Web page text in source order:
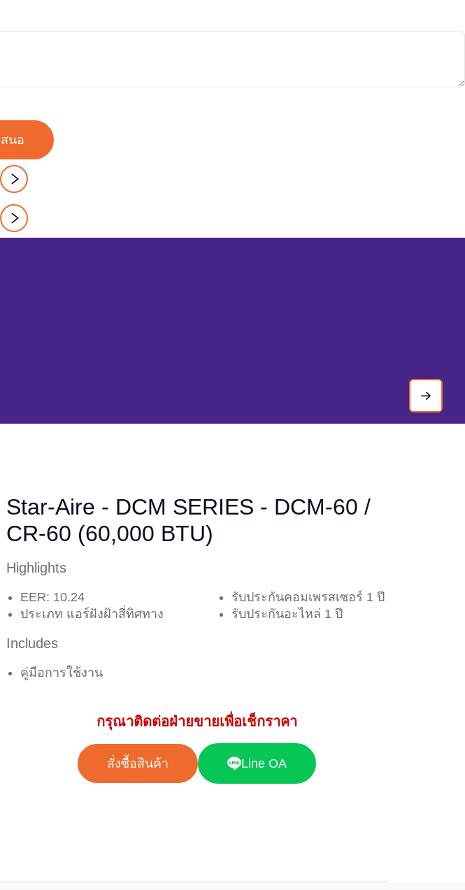
นอ
Star-Aire - DCM SERIES - DCM-60 /
CR-60 (60,000 BTU)
Highlights
EER: 10.24
ประเภท แอร์ฝังฝ้าสี่ทิศทาง
รับประกันคอมเพรสเซอร์ 1 ปี
รับประกันอะไหล่ 1 ปี
Includes
คู่มือการใช้งาน
กรุณาติดต่อฝ่ายขายเพื่อเช็กราคา
สั่งซื้อสินค้า Line OA